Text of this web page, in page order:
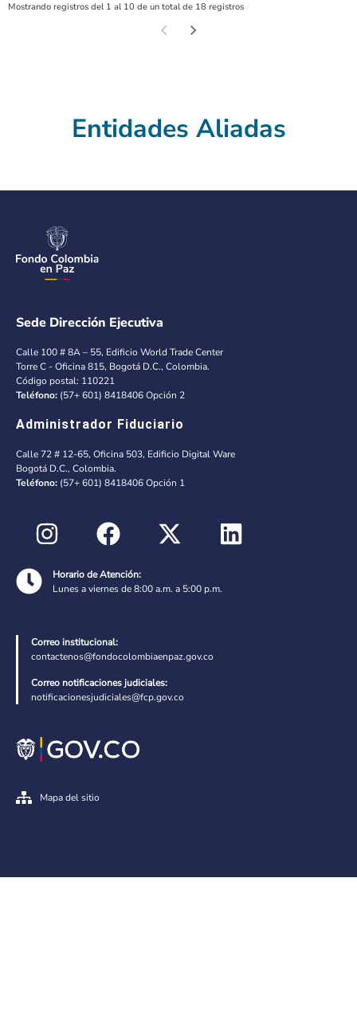
Mostrando registros del 1 al 10 de un total de 18 registros
Entidades Aliadas
Sede Dirección Ejecutiva
Calle 100 # 8A – 55, Edificio World Trade Center
Torre C - Oficina 815, Bogotá D.C., Colombia.
Código postal: 110221
Teléfono: (57+ 601) 8418406 Opción 2
Administrador Fiduciario
Calle 72 # 12-65, Oficina 503, Edificio Digital Ware
Bogotá D.C., Colombia.
Teléfono: (57+ 601) 8418406 Opción 1
Horario de Atención:
Lunes a viernes de 8:00 a.m. a 5:00 p.m.
Correo institucional:
contactenos@fondocolombiaenpaz.gov.co
Correo notificaciones judiciales:
notificacionesjudiciales@fcp.gov.co
Mapa del sitio